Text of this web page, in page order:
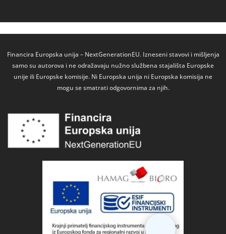
Financira Europska unija – NextGenerationEU. Izneseni stavovi i mišljenja
samo su autorova i ne odražavaju nužno službena stajališta Europske
unije ili Europske komisije. Ni Europska unija ni Europska komisija ne
mogu se smatrati odgovornima za njih.